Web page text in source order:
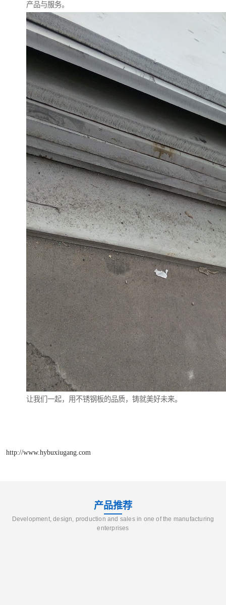
产品与服务。
让我们一起，用不锈钢板的品质，铸就美好未来。
http://www.hybuxiugang.com
产品推荐
Development, design, production and sales in one of the manufacturing
enterprises